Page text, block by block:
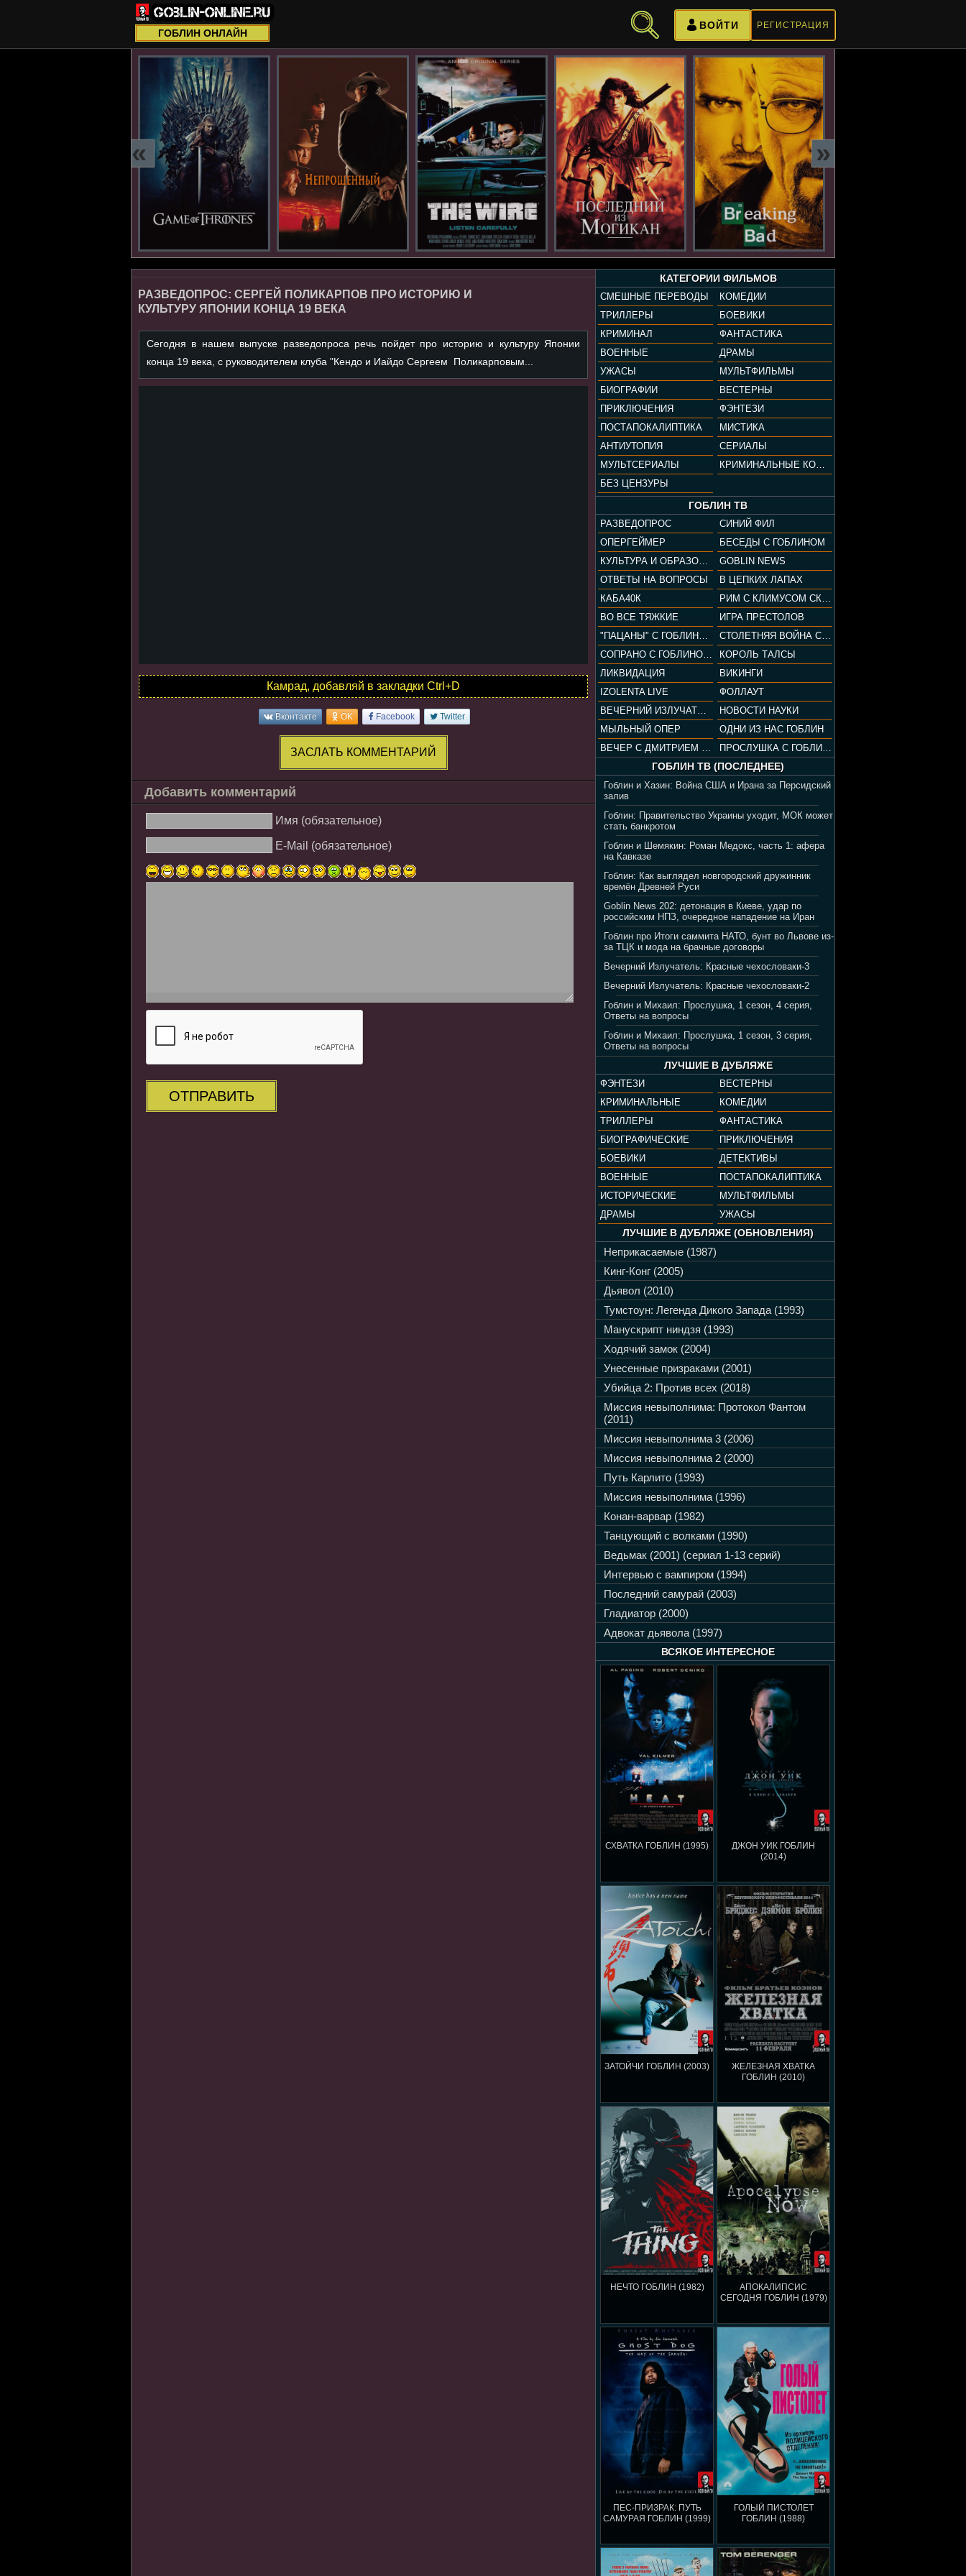
ГОБЛИН ОНЛАЙН
РЕГИСТРАЦИЯ
ВОЙТИ
« »
КАТЕГОРИИ ФИЛЬМОВ
СМЕШНЫЕ ПЕРЕВОДЫ
КОМЕДИИ
ТРИЛЛЕРЫ
БОЕВИКИ
КРИМИНАЛ
ФАНТАСТИКА
ВОЕННЫЕ
ДРАМЫ
УЖАСЫ
МУЛЬТФИЛЬМЫ
БИОГРАФИИ
ВЕСТЕРНЫ
ПРИКЛЮЧЕНИЯ
ФЭНТЕЗИ
ПОСТАПОКАЛИПТИКА
МИСТИКА
АНТИУТОПИЯ
СЕРИАЛЫ
МУЛЬТСЕРИАЛЫ
КРИМИНАЛЬНЫЕ КОМЕДИИ
БЕЗ ЦЕНЗУРЫ
ГОБЛИН ТВ
РАЗВЕДОПРОС
СИНИЙ ФИЛ
ОПЕРГЕЙМЕР
БЕСЕДЫ С ГОБЛИНОМ
КУЛЬТУРА И ОБРАЗОВАНИЕ
GOBLIN NEWS
ОТВЕТЫ НА ВОПРОСЫ
В ЦЕПКИХ ЛАПАХ
КАБА40К
РИМ С КЛИМУСОМ СКАРАБЕУСОМ
ВО ВСЕ ТЯЖКИЕ
ИГРА ПРЕСТОЛОВ
"ПАЦАНЫ" С ГОБЛИНОМ
СТОЛЕТНЯЯ ВОЙНА С КЛИМОМ ЖУКОВЫМ И ГОБЛИНОМ
СОПРАНО С ГОБЛИНОМ (РАЗБОР СЕРИАЛА)
КОРОЛЬ ТАЛСЫ
ЛИКВИДАЦИЯ
ВИКИНГИ
IZOLENTA LIVE
ФОЛЛАУТ
ВЕЧЕРНИЙ ИЗЛУЧАТЕЛЬ
НОВОСТИ НАУКИ
МЫЛЬНЫЙ ОПЕР
ОДНИ ИЗ НАС ГОБЛИН
ВЕЧЕР С ДМИТРИЕМ ПУЧКОВЫМ
ПРОСЛУШКА С ГОБЛИНОМ
ГОБЛИН ТВ (ПОСЛЕДНЕЕ)
Гоблин и Хазин: Война США и Ирана за Персидский
залив
Гоблин: Правительство Украины уходит, МОК может
стать банкротом
Гоблин и Шемякин: Роман Медокс, часть 1: афера
на Кавказе
Гоблин: Как выглядел новгородский дружинник
времён Древней Руси
Goblin News 202: детонация в Киеве, удар по
российским НПЗ, очередное нападение на Иран
Гоблин про Итоги саммита НАТО, бунт во Львове из-
за ТЦК и мода на брачные договоры
Вечерний Излучатель: Красные чехословаки-3
Вечерний Излучатель: Красные чехословаки-2
Гоблин и Михаил: Прослушка, 1 сезон, 4 серия,
Ответы на вопросы
Гоблин и Михаил: Прослушка, 1 сезон, 3 серия,
Ответы на вопросы
ЛУЧШИЕ В ДУБЛЯЖЕ
ФЭНТЕЗИ
ВЕСТЕРНЫ
КРИМИНАЛЬНЫЕ
КОМЕДИИ
ТРИЛЛЕРЫ
ФАНТАСТИКА
БИОГРАФИЧЕСКИЕ
ПРИКЛЮЧЕНИЯ
БОЕВИКИ
ДЕТЕКТИВЫ
ВОЕННЫЕ
ПОСТАПОКАЛИПТИКА
ИСТОРИЧЕСКИЕ
МУЛЬТФИЛЬМЫ
ДРАМЫ
УЖАСЫ
ЛУЧШИЕ В ДУБЛЯЖЕ (ОБНОВЛЕНИЯ)
Неприкасаемые (1987)
Кинг-Конг (2005)
Дьявол (2010)
Тумстоун: Легенда Дикого Запада (1993)
Манускрипт ниндзя (1993)
Ходячий замок (2004)
Унесенные призраками (2001)
Убийца 2: Против всех (2018)
Миссия невыполнима: Протокол Фантом
(2011)
Миссия невыполнима 3 (2006)
Миссия невыполнима 2 (2000)
Путь Карлито (1993)
Миссия невыполнима (1996)
Конан-варвар (1982)
Танцующий с волками (1990)
Ведьмак (2001) (сериал 1-13 серий)
Интервью с вампиром (1994)
Последний самурай (2003)
Гладиатор (2000)
Адвокат дьявола (1997)
ВСЯКОЕ ИНТЕРЕСНОЕ
СХВАТКА ГОБЛИН (1995)
ДЖОН УИК ГОБЛИН
(2014)
ЗАТОЙЧИ ГОБЛИН (2003)
ЖЕЛЕЗНАЯ ХВАТКА
ГОБЛИН (2010)
НЕЧТО ГОБЛИН (1982)
АПОКАЛИПСИС
СЕГОДНЯ ГОБЛИН (1979)
ПЕС-ПРИЗРАК: ПУТЬ
САМУРАЯ ГОБЛИН (1999)
ГОЛЫЙ ПИСТОЛЕТ
ГОБЛИН (1988)
РАЗВЕДОПРОС: СЕРГЕЙ ПОЛИКАРПОВ ПРО ИСТОРИЮ И
КУЛЬТУРУ ЯПОНИИ КОНЦА 19 ВЕКА
Сегодня в нашем выпуске разведопроса речь пойдет про историю и культуру Японии
конца 19 века, с руководителем клуба "Кендо и Иайдо Сергеем Поликарповым...
Камрад, добавляй в закладки Ctrl+D
Вконтакте OK Facebook Twitter
ЗАСЛАТЬ КОММЕНТАРИЙ
Добавить комментарий
Имя (обязательное)
E-Mail (обязательное)
ОТПРАВИТЬ